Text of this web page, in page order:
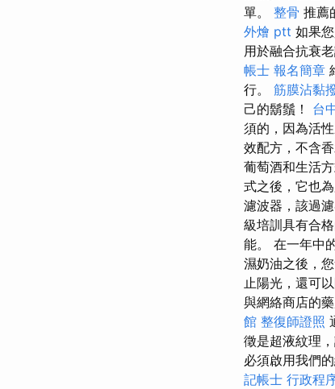
單。 整骨 推薦
外燴 ptt 如果
用於融合抗衰
帳士 報名簡章
行。 筋膜沾黏
己的鬍鬚！ 台
須的，因為活
效配方，不含
葡萄酒和生活
式之後，它也
濾波器，該過
級培訓具有合
能。 在一年中
濕奶油之後，
止陽光，還可
與網絡商店的
館 整復師證照
徵是超液紋理
必須啟用我們的
記帳士 行政程